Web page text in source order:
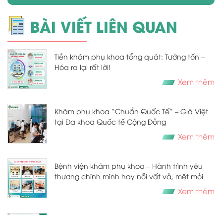
BÀI VIẾT LIÊN QUAN
Tiền khám phụ khoa tổng quát: Tưởng tốn –
Hóa ra lại rất lời!
Xem thêm
Khám phụ khoa “Chuẩn Quốc Tế” – Giá Việt
tại Đa khoa Quốc tế Cộng Đồng
Xem thêm
Bệnh viện khám phụ khoa – Hành trình yêu
thương chính mình hay nỗi vất vả, mệt mỏi
Xem thêm